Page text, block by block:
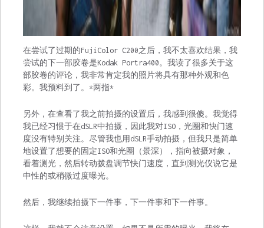
在尝试了过期的FujiColor C200之后，我不太喜欢结果，我
尝试的下一部胶卷是Kodak Portra400。我读了很多关于这
部胶卷的评论，我非常肯定我的照片将具有那种外观和色
彩。我预料到了。*两指*
另外，在查看了我之前拍摄的设置后，我感到很傻。我觉得
我已经习惯于在dSLR中拍摄，因此我对ISO，光圈和快门速
度没有特别关注。尽管我也用dSLR手动拍摄，但我只是简单
地设置了想要的固定ISO和光圈（景深），指向被摄对象，
看着测光，然后转动拨盘调节快门速度，直到测光仪说它是
中性的或稍微过度曝光。
然后，我继续拍摄下一件事，下一件事和下一件事。